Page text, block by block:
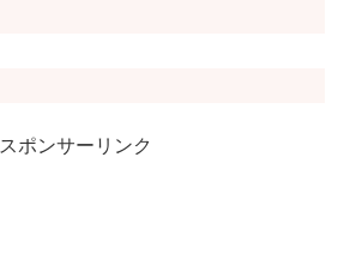
スポンサーリンク